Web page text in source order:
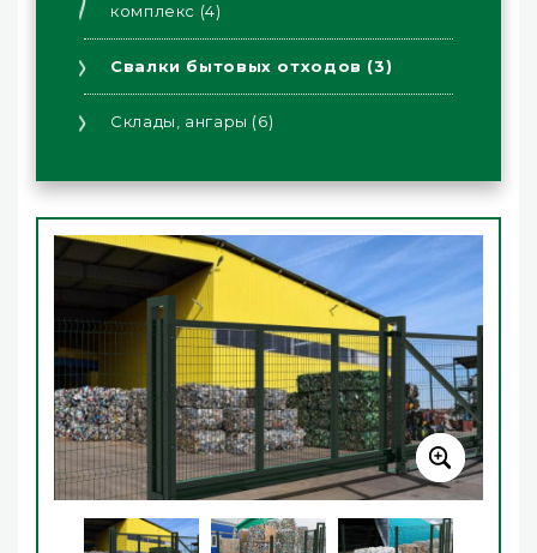
комплекс (4)
Свалки бытовых отходов (3)
Склады, ангары (6)